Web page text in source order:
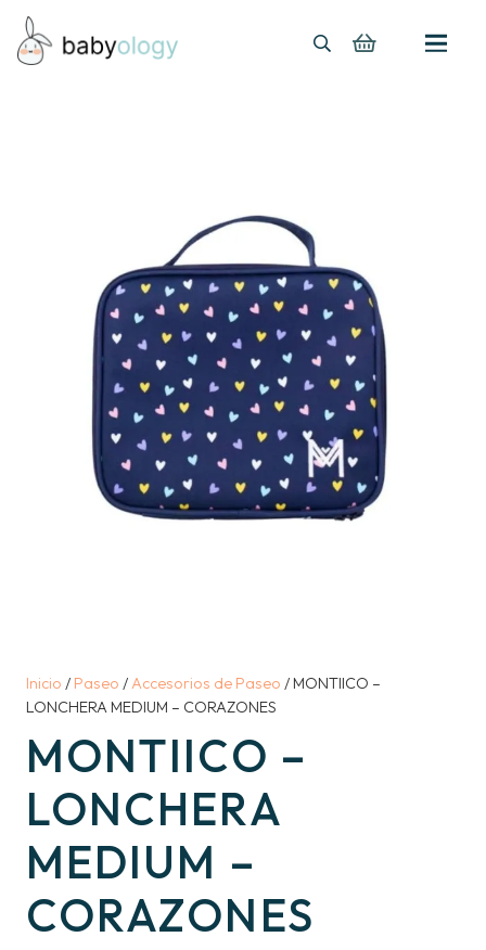
Inicio / Paseo / Accesorios de Paseo / MONTIICO –
LONCHERA MEDIUM – CORAZONES
MONTIICO –
LONCHERA
MEDIUM –
CORAZONES